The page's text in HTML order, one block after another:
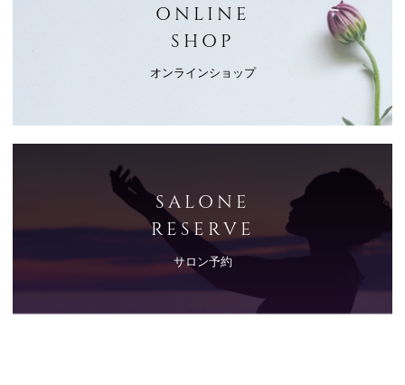
ONLINE
SHOP
オンラインショップ
SALONE
RESERVE
サロン予約